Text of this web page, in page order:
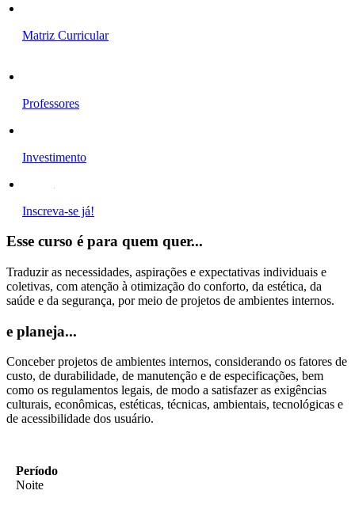
Matriz Curricular
Professores
Investimento
Inscreva-se já!
Esse curso é para quem quer...
Traduzir as necessidades, aspirações e expectativas individuais e
coletivas, com atenção à otimização do conforto, da estética, da
saúde e da segurança, por meio de projetos de ambientes internos.
e planeja...
Conceber projetos de ambientes internos, considerando os fatores de
custo, de durabilidade, de manutenção e de especificações, bem
como os regulamentos legais, de modo a satisfazer as exigências
culturais, econômicas, estéticas, técnicas, ambientais, tecnológicas e
de acessibilidade dos usuário.
Período
Noite